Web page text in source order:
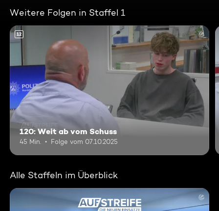
Weitere Folgen in Staffel 1
12
120: Weit ab vom Schuss
45 Min. Folge vom 07.10.2025
Alle Staffeln im Überblick